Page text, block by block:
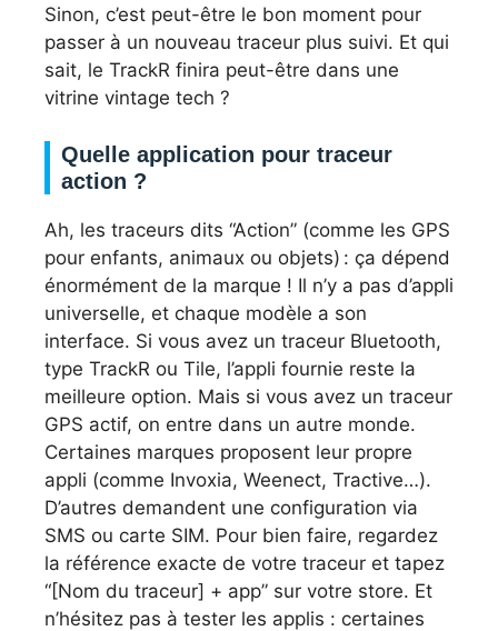
Sinon, c’est peut-être le bon moment pour
passer à un nouveau traceur plus suivi. Et qui
sait, le TrackR finira peut-être dans une
vitrine vintage tech ?
Quelle application pour traceur
action ?
Ah, les traceurs dits “Action” (comme les GPS
pour enfants, animaux ou objets) : ça dépend
énormément de la marque ! Il n’y a pas d’appli
universelle, et chaque modèle a son
interface. Si vous avez un traceur Bluetooth,
type TrackR ou Tile, l’appli fournie reste la
meilleure option. Mais si vous avez un traceur
GPS actif, on entre dans un autre monde.
Certaines marques proposent leur propre
appli (comme Invoxia, Weenect, Tractive…).
D’autres demandent une configuration via
SMS ou carte SIM. Pour bien faire, regardez
la référence exacte de votre traceur et tapez
“[Nom du traceur] + app” sur votre store. Et
n’hésitez pas à tester les applis : certaines